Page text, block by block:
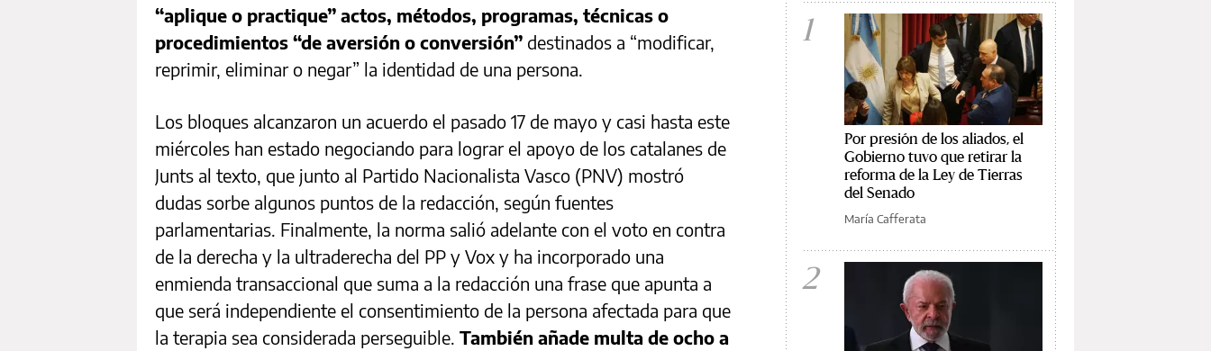
“aplique o practique” actos, métodos, programas, técnicas o
procedimientos “de aversión o conversión” destinados a “modificar,
reprimir, eliminar o negar” la identidad de una persona.
Los bloques alcanzaron un acuerdo el pasado 17 de mayo y casi hasta este
miércoles han estado negociando para lograr el apoyo de los catalanes de
Junts al texto, que junto al Partido Nacionalista Vasco (PNV) mostró
dudas sorbe algunos puntos de la redacción, según fuentes
parlamentarias. Finalmente, la norma salió adelante con el voto en contra
de la derecha y la ultraderecha del PP y Vox y ha incorporado una
enmienda transaccional que suma a la redacción una frase que apunta a
que será independiente el consentimiento de la persona afectada para que
la terapia sea considerada perseguible. También añade multa de ocho a
1
Por presión de los aliados, el
Gobierno tuvo que retirar la
reforma de la Ley de Tierras
del Senado
María Cafferata
2